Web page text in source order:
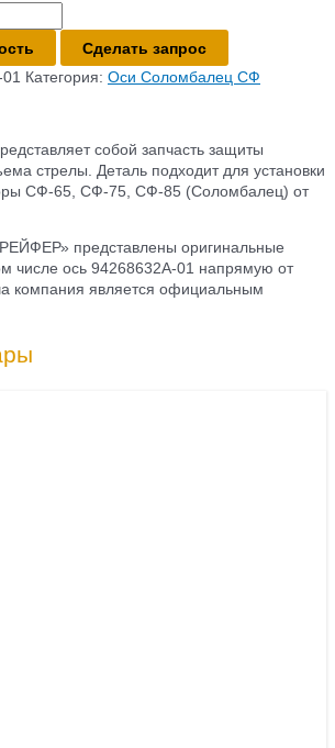
Сделать запрос
Категория: Оси Соломбалец СФ
собой запчасть защиты
стрелы. Деталь подходит для установки
СФ-65, СФ-75, СФ-85 (Соломбалец) от
представлены оригинальные
числе ось 94268632А-01 напрямую от
компания является официальным